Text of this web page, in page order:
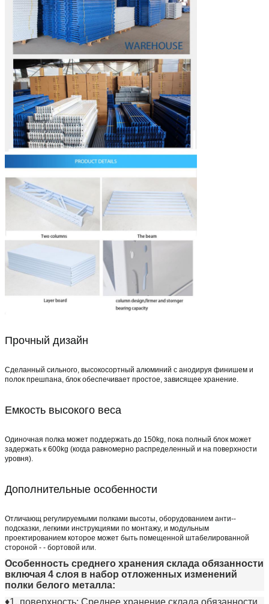
Прочный дизайн
Сделанный сильного, высокосортный алюминий с анодируя финишем и
полок прешпана, блок обеспечивает простое, зависящее хранение.
Емкость высокого веса
Одиночная полка может поддержать до 150kg, пока полный блок может
задержать к 600kg (когда равномерно распределенный и на поверхности
уровня).
Дополнительные особенности
Отличающ регулируемыми полками высоты, оборудованием анти--
подсказки, легкими инструкциями по монтажу, и модульным
проектированием которое может быть помещенной штабелированной
стороной - - бортовой или.
Особенность среднего хранения склада обязанности
включая 4 слоя в набор отложенных изменений
полки белого металла:
♦1. поверхность: Среднее хранение склада обязанности